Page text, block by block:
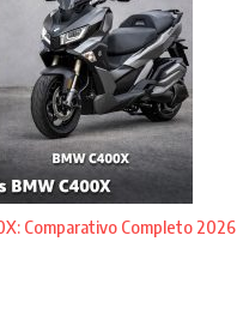
Comparativo Completo 2026